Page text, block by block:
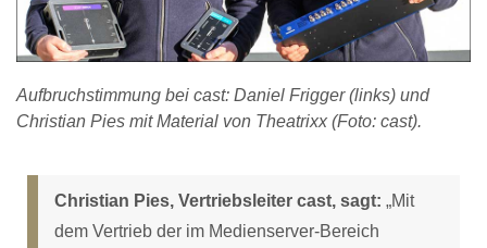
Aufbruchstimmung bei cast: Daniel Frigger (links) und
Christian Pies mit Material von Theatrixx (Foto: cast).
Christian Pies, Vertriebsleiter cast, sagt: „Mit
dem Vertrieb der im Medienserver-Bereich